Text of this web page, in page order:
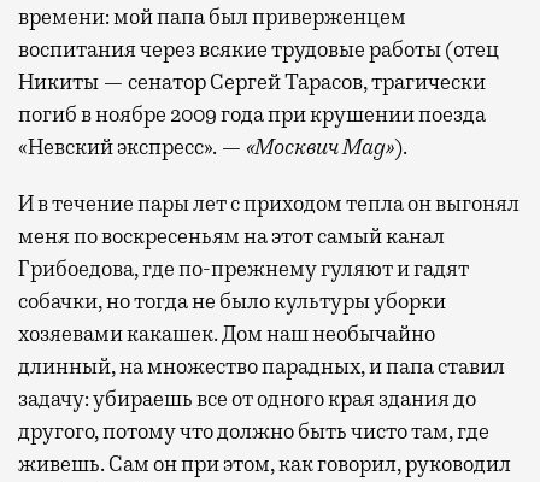
времени: мой папа был приверженцем
воспитания через всякие трудовые работы (отец
Никиты — сенатор Сергей Тарасов, трагически
погиб в ноябре 2009 года при крушении поезда
«Невский экспресс». — «Москвич Mag»).
И в течение пары лет с приходом тепла он выгонял
меня по воскресеньям на этот самый канал
Грибоедова, где по-прежнему гуляют и гадят
собачки, но тогда не было культуры уборки
хозяевами какашек. Дом наш необычайно
длинный, на множество парадных, и папа ставил
задачу: убираешь все от одного края здания до
другого, потому что должно быть чисто там, где
живешь. Сам он при этом, как говорил, руководил